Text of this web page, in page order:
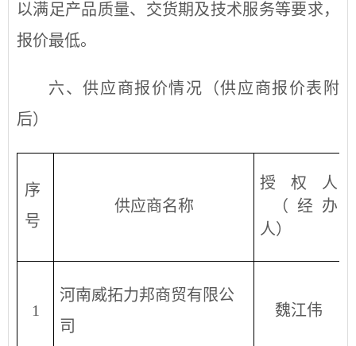
以满足产品质量、交货期及技术服务等要求，
报价最低。
六、供应商报价情况（供应商报价表附
后）
序
号
供应商名称
授权人
（经办
人）
1
河南威拓力邦商贸有限公
司
魏江伟